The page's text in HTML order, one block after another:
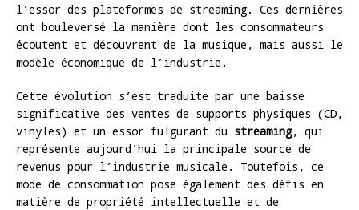
l’essor des plateformes de streaming. Ces dernières
ont bouleversé la manière dont les consommateurs
écoutent et découvrent de la musique, mais aussi le
modèle économique de l’industrie.
Cette évolution s’est traduite par une baisse
significative des ventes de supports physiques (CD,
vinyles) et un essor fulgurant du streaming, qui
représente aujourd’hui la principale source de
revenus pour l’industrie musicale. Toutefois, ce
mode de consommation pose également des défis en
matière de propriété intellectuelle et de